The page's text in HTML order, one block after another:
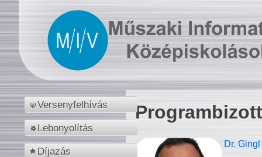
Versenyfelhívás
Lebonyolítás
Díjazás
Dr.